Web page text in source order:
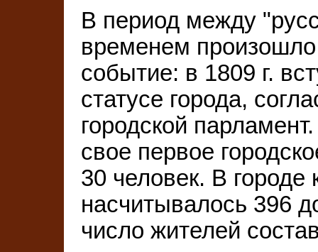
В период между
временем
событие: в 1809 г.
статусе города,
городской
свое первое
30 человек. В городе
насчитывалось 396
число жителей